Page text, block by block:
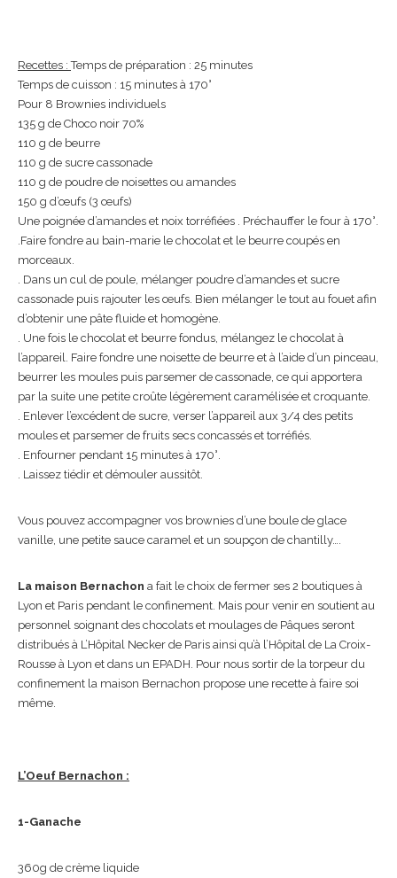
Recettes :Temps de préparation : 25 minutes
Temps de cuisson : 15 minutes à 170°
Pour 8 Brownies individuels
135 g de Choco noir 70%
110 g de beurre
110 g de sucre cassonade
110 g de poudre de noisettes ou amandes
150 g d’œufs (3 œufs)
Une poignée d’amandes et noix torréfiées . Préchauffer le four à 170°.
.Faire fondre au bain-marie le chocolat et le beurre coupés en
morceaux.
. Dans un cul de poule, mélanger poudre d’amandes et sucre
cassonade puis rajouter les œufs. Bien mélanger le tout au fouet afin
d’obtenir une pâte fluide et homogène.
. Une fois le chocolat et beurre fondus, mélangez le chocolat à
l’appareil. Faire fondre une noisette de beurre et à l’aide d’un pinceau,
beurrer les moules puis parsemer de cassonade, ce qui apportera
par la suite une petite croûte légèrement caramélisée et croquante.
. Enlever l’excédent de sucre, verser l’appareil aux 3/4 des petits
moules et parsemer de fruits secs concassés et torréfiés.
. Enfourner pendant 15 minutes à 170°.
. Laissez tiédir et démouler aussitôt.
Vous pouvez accompagner vos brownies d’une boule de glace
vanille, une petite sauce caramel et un soupçon de chantilly….
La maison Bernachon a fait le choix de fermer ses 2 boutiques à
Lyon et Paris pendant le confinement. Mais pour venir en soutient au
personnel soignant des chocolats et moulages de Pâques seront
distribués à L’Hôpital Necker de Paris ainsi qu’à l’Hôpital de La Croix-
Rousse à Lyon et dans un EPADH. Pour nous sortir de la torpeur du
confinement la maison Bernachon propose une recette à faire soi
même.
L’Oeuf Bernachon :
1-Ganache
360g de crème liquide